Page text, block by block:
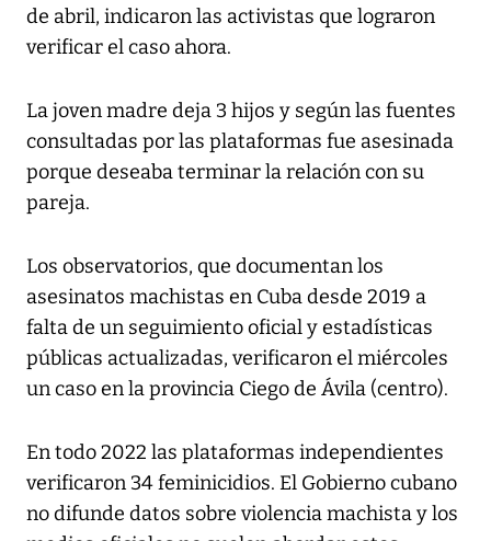
de abril, indicaron las activistas que lograron
verificar el caso ahora.
La joven madre deja 3 hijos y según las fuentes
consultadas por las plataformas fue asesinada
porque deseaba terminar la relación con su
pareja.
Los observatorios, que documentan los
asesinatos machistas en Cuba desde 2019 a
falta de un seguimiento oficial y estadísticas
públicas actualizadas, verificaron el miércoles
un caso en la provincia Ciego de Ávila (centro).
En todo 2022 las plataformas independientes
verificaron 34 feminicidios. El Gobierno cubano
no difunde datos sobre violencia machista y los